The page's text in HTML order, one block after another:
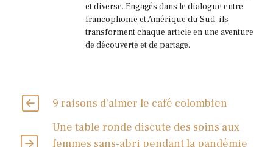
et diverse. Engagés dans le dialogue entre
francophonie et Amérique du Sud, ils
transforment chaque article en une aventure
de découverte et de partage.
9 raisons d'aimer le café colombien
Une table ronde discute des soins aux
femmes sans-abri pendant la pandémie